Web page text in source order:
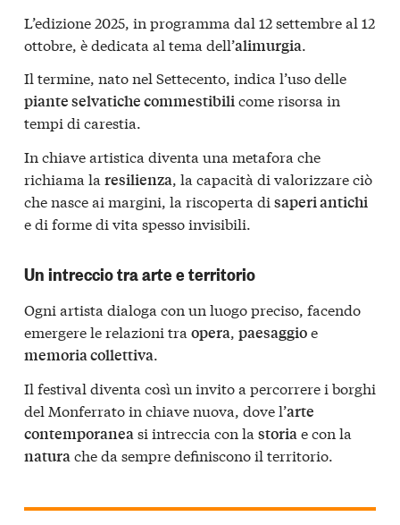
L’edizione 2025, in programma dal 12 settembre al 12
ottobre, è dedicata al tema dell’alimurgia.
Il termine, nato nel Settecento, indica l’uso delle
piante selvatiche commestibilicome risorsa in
tempi di carestia.
In chiave artistica diventa una metafora che
richiama la resilienza, la capacità di valorizzare ciò
che nasce ai margini, la riscoperta di saperi antichi
e di forme di vita spesso invisibili.
Un intreccio tra arte e territorio
Ogni artista dialoga con un luogo preciso, facendo
emergere le relazioni tra opera, paesaggioe
memoria collettiva.
Il festival diventa così un invito a percorrere i borghi
del Monferrato in chiave nuova, dove l’arte
contemporaneasi intreccia con la storiae con la
naturache da sempre definiscono il territorio.